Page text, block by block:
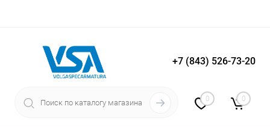
Вход Регистрация
+7 (843) 526-73-20
0 0